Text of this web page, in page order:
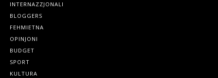
INTERNAZZJONALI
BLOGGERS
FEHMIETNA
OPINJONI
BUDGET
SPORT
KULTURA